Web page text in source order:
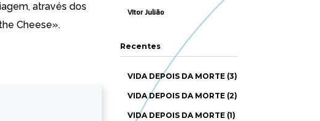
através dos
Cheese».
Vítor Julião
Recentes
VIDA DEPOIS DA MORTE (3)
VIDA DEPOIS DA MORTE (2)
VIDA DEPOIS DA MORTE (1)